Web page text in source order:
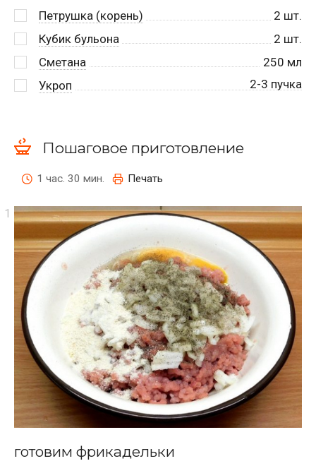
Петрушка (корень)
2 шт.
Кубик бульона
2 шт.
Сметана
250 мл
Укроп
2-3 пучка
Пошаговое приготовление
1 час. 30 мин. Печать
готовим фрикадельки